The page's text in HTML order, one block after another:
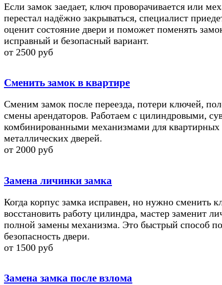
Если замок заедает, ключ проворачивается или
перестал надёжно закрываться, специалист
оценит состояние двери и поможет поменять
исправный и безопасный вариант.
от 2500 руб
Сменить замок в квартире
Сменим замок после переезда, потери ключей,
смены арендаторов. Работаем с цилиндровыми,
комбинированными механизмами для квартирных
металлических дверей.
от 2000 руб
Замена личинки замка
Когда корпус замка исправен, но нужно сменить
восстановить работу цилиндра, мастер заменит
полной замены механизма. Это быстрый способ
безопасность двери.
от 1500 руб
Замена замка после взлома